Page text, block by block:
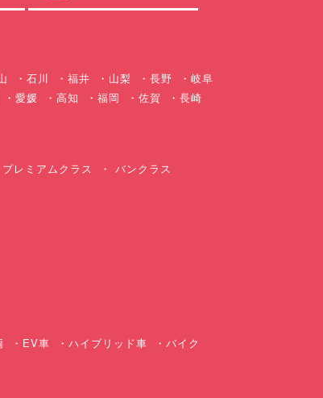
石川 福井 山梨 長野
岐阜
愛媛 高知 福岡 佐賀
長崎
プレミアムクラス
バンクラス
EV車 ハイブリッド車
バイク